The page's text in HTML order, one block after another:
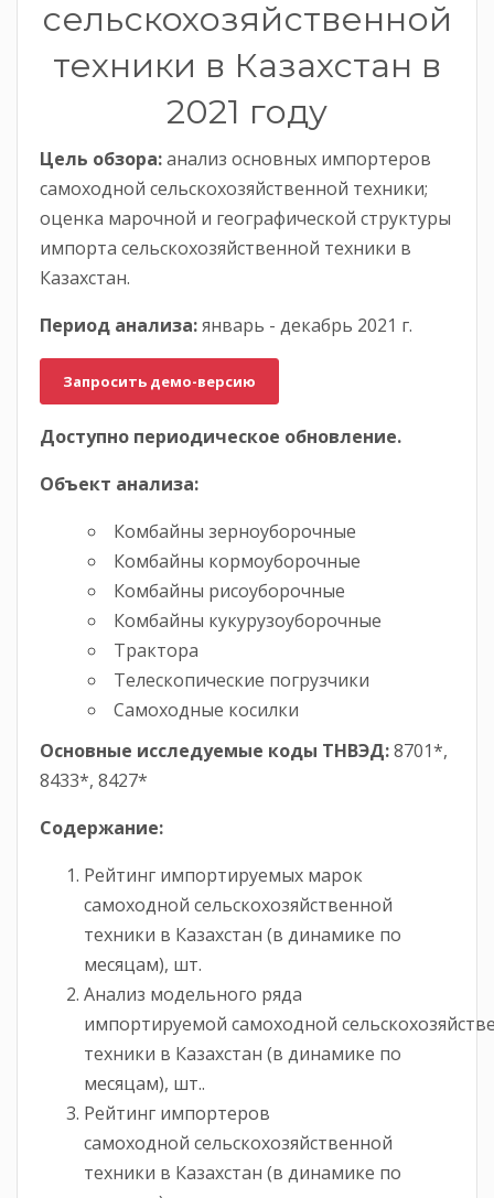
сельскохозяйственной
техники в Казахстан в
2021 году
Цель обзора:анализ основных импортеров
самоходной сельскохозяйственной техники;
оценка марочной и географической структуры
импорта сельскохозяйственной техники в
Казахстан.
Период анализа:январь - декабрь 2021 г.
Запросить демо-версию
Доступно периодическое обновление.
Объект анализа:
Комбайны зерноуборочные
Комбайны кормоуборочные
Комбайны рисоуборочные
Комбайны кукурузоуборочные
Трактора
Телескопические погрузчики
Самоходные косилки
Основные исследуемые коды ТНВЭД:8701*,
8433*, 8427*
Содержание:
Рейтинг импортируемых марок
самоходной сельскохозяйственной
техники в Казахстан (в динамике по
месяцам), шт.
Анализ модельного ряда
импортируемой самоходной
техники в Казахстан (в динамике по
месяцам), шт..
Рейтинг импортеров
самоходной сельскохозяйственной
техники в Казахстан (в динамике по